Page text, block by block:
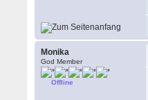
Monika
God Member
Offline